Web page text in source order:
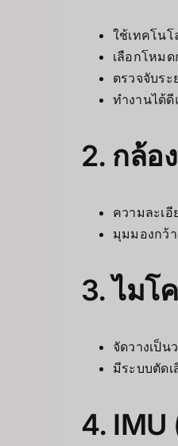
ใช้เทคโน
เลือกโหม
ตรวจจับร
ทำงานได้
2. กล้อ
ความละเ
มุมมองกว้
3. ไมโ
จัดวางเป็น
มีระบบตัด
4. IMU